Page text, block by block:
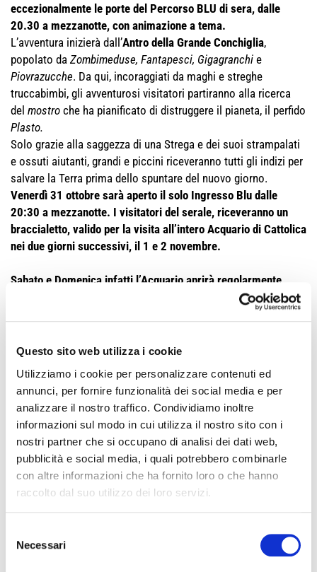
Questo sito web utilizza i cookie
Utilizziamo i cookie per personalizzare contenuti ed
annunci, per fornire funzionalità dei social media e per
analizzare il nostro traffico. Condividiamo inoltre
informazioni sul modo in cui utilizza il nostro sito con i
nostri partner che si occupano di analisi dei dati web,
pubblicità e social media, i quali potrebbero combinarle
con altre informazioni che ha fornito loro o che hanno
raccolto dal suo utilizzo dei loro servizi.
delNecessari
eccezionalmente le porte del Percorso BLU di sera, dalle
20.30 a mezzanotte, con animazione a tema.
L’avventura inizierà dall’Antro della Grande Conchiglia,
popolato da Zombimeduse, Fantapesci, Gigagranchi e
Piovrazucche. Da qui, incoraggiati da maghi e streghe
truccabimbi, gli avventurosi visitatori partiranno alla ricerca
del mostro che ha pianificato di distruggere il pianeta, il perfido
Plasto.
Solo grazie alla saggezza di una Strega e dei suoi strampalati
e ossuti aiutanti, grandi e piccini riceveranno tutti gli indizi per
salvare la Terra prima dello spuntare del nuovo giorno.
Venerdì 31 ottobre sarà aperto il solo Ingresso Blu dalle
20:30 a mezzanotte. I visitatori del serale, riceveranno un
braccialetto, valido per la visita all’intero Acquario di Cattolica
nei due giorni successivi, il 1 e 2 novembre.
Sabato e Domenica infatti l’Acquario aprirà regolarmente
dalle 10, fino alle 18:30 con tutti i percorsi apertil'Ingresso
, con un rettilario che ospita serpenti, basilischi e draghi
Ingresso GIALLO, con le lontre asiatiche dalle piccole unghie
mostra "Insetti Giganti XXL Edition” che propone70 le
riproduzioniiper-realistiche di insetti, ingranditi fino a 200
volte.
tra cui spiccano una mantide di tre metri e una formica di
cinque metri di lunghezza.
"Cibature da Paura":l'1 e 2 novembresi potrà assistere ai
pasti di pinguini, lontre, trigoni e squali toro, momenti sempre
di grande richiamo e interesse didattico.
A ITALIA IN MINIATURA, COME GIGANTI!